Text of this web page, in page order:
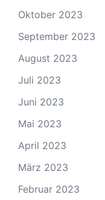
Oktober 2023
September 2023
August 2023
Juli 2023
Juni 2023
Mai 2023
April 2023
März 2023
Februar 2023